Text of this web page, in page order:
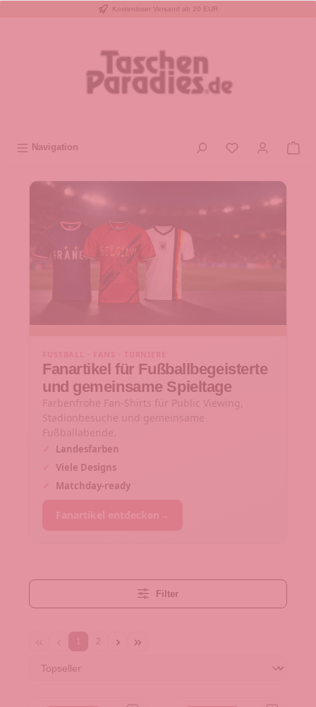
Kostenloser Versand ab 20 EUR
Navigation
Fanartikel für Fußballbegeisterte
und gemeinsame Spieltage
Farbenfrohe Fan-Shirts für Public Viewing,
Stadionbesuche und gemeinsame
Fußballabende.
Landesfarben
Viele Designs
Matchday-ready
Filter
1 2